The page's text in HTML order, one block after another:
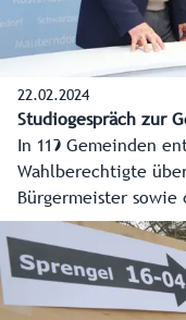
22.02.2024
Studiogespräch zur
In 119 Gemeinden
Wahlberechtigte
Bürgermeister
Landes-
Zusammenarbeit
Landeswahlbehörde
ausführlich auf allen